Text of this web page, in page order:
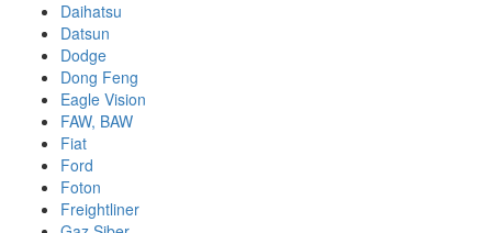
Daihatsu
Datsun
Dodge
Dong Feng
Eagle Vision
FAW, BAW
Fiat
Ford
Foton
Freightliner